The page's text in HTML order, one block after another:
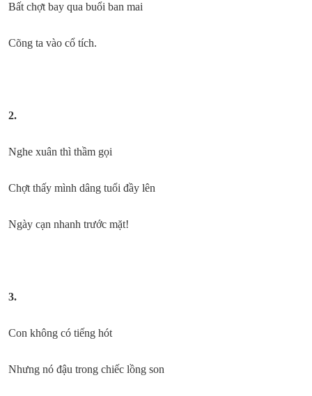
Bất chợt bay qua buổi ban mai
Cõng ta vào cổ tích.
2.
Nghe xuân thì thầm gọi
Chợt thấy mình dâng tuổi đầy lên
Ngày cạn nhanh trước mặt!
3.
Con không có tiếng hót
Nhưng nó đậu trong chiếc lồng son